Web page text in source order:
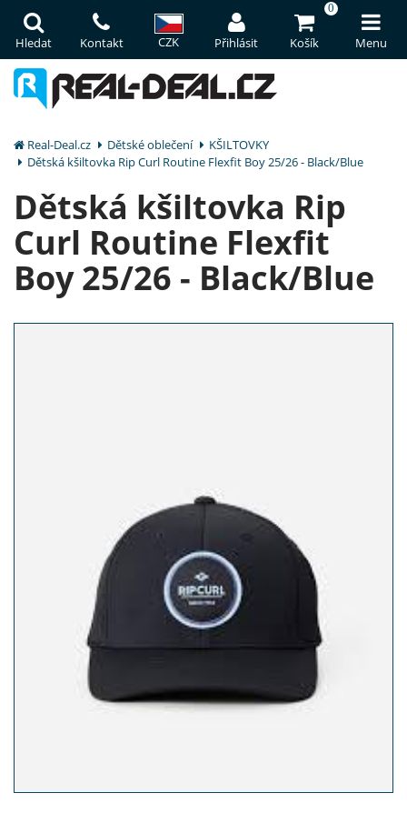
Hledat Kontakt CZK Přihlásit
0
Košík Menu
Real-Deal.cz Dětské oblečení
KŠILTOVKY
Dětská kšiltovka Rip Curl Routine Flexfit Boy 25/26 - Black/Blue
Dětská kšiltovka Rip
Curl Routine Flexfit
Boy 25/26 - Black/Blue